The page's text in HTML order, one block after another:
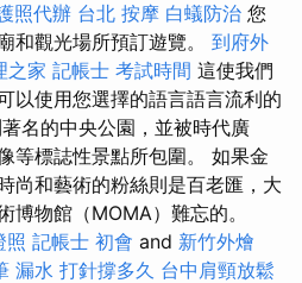
照代辦 台北 按摩 白蟻防治 您
和觀光場所預訂遊覽。 到府外
之家 記帳士 考試時間 這使我們
以使用您選擇的語言語言流利的
名的中央公園，並被時代廣
等標誌性景點所包圍。 如果金
尚和藝術的粉絲則是百老匯，大
博物館（MOMA）難忘的。
照 記帳士 初會 and 新竹外燴
漏水 打針撐多久 台中肩頸放鬆